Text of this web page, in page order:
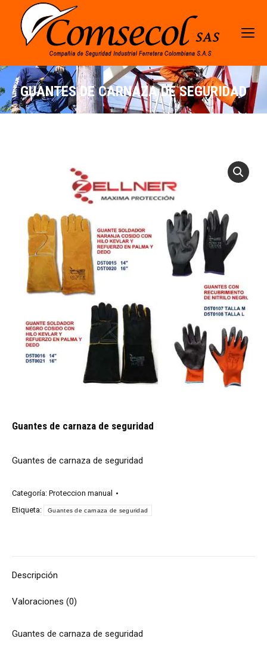
GUANTES DE CARNAZA DE SEGURIDAD
Guantes de carnaza de seguridad
Guantes de carnaza de seguridad
Categoría: Proteccion manual
Etiqueta:
Guantes de carnaza de seguridad
Descripción
Valoraciones (0)
Guantes de carnaza de seguridad